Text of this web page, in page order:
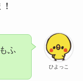
ひよっこ
ふ